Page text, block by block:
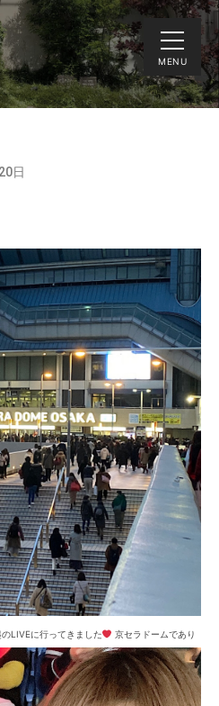
MENU
日
LIVEに行ってきました
京セラドームであり